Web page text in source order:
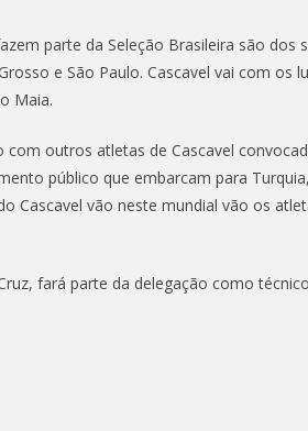
parte da Seleção Brasileira são dos
e São Paulo. Cascavel vai com os
Maia.
outros atletas de Cascavel
público que embarcam para
Cascavel vão neste mundial vão os
fará parte da delegação como